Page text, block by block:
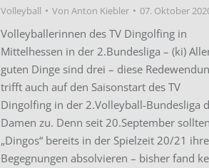
Volleyball Von Anton Kiebler 07. Oktober
Volleyballerinnen des TV Dingolfing in
Mittelhessen in der 2.Bundesliga – (ki)
guten Dinge sind drei – diese
trifft auch auf den Saisonstart des TV
Dingolfing in der 2.Volleyball-Bundesliga
Damen zu. Denn seit 20.September
„Dingos“ bereits in der Spielzeit 20/21 ihre
Begegnungen absolvieren – bisher fand